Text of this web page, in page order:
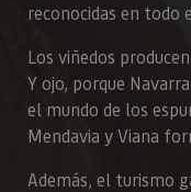
reconocidas en todo
Los viñedos
Y ojo, porque
el mundo de los
Mendavia y Viana
Además, el turismo